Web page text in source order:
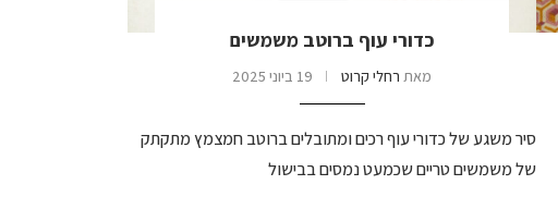
כדורי עוף ברוטב משמשים
מאת רחלי קרוט 19 ביוני 2025
סיר משגע של כדורי עוף רכים ומתובלים ברוטב חמצמץ מתקתק
של משמשים טריים שכמעט נמסים בבישול